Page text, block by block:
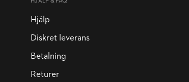
Hjälp
Diskret leverans
Betalning
Returer